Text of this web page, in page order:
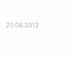
20.08.2012